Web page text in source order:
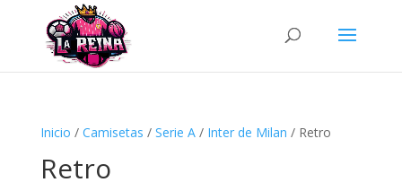
Búsqueda
productos
Inicio / Camisetas / Serie A/ Inter de Milan / Retro
Retro